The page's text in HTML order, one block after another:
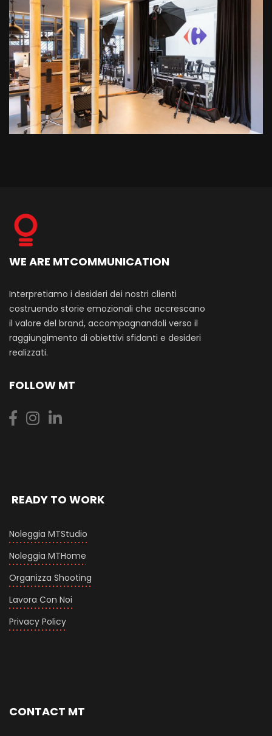
WE ARE MTCOMMUNICATION
Interpretiamo i desideri dei nostri clienti
costruendo storie emozionali che accrescano
il valore del brand, accompagnandoli verso il
raggiungimento di obiettivi sfidanti e desideri
realizzati.
FOLLOW MT
READY TO WORK
Noleggia MTStudio
Noleggia MTHome
Organizza Shooting
Lavora Con Noi
Privacy Policy
CONTACT MT